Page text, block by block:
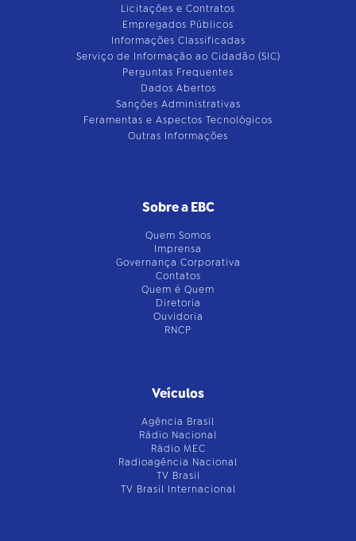
Licitações e Contratos
Empregados Públicos
Informações Classificadas
Serviço de Informação ao Cidadão (SIC)
Perguntas Frequentes
Dados Abertos
Sanções Administrativas
Feramentas e Aspectos Tecnológicos
Outras Informações
Sobre a EBC
Quem Somos
Imprensa
Governança Corporativa
Contatos
Quem é Quem
Diretoria
Ouvidoria
RNCP
Veículos
Agência Brasil
Rádio Nacional
Rádio MEC
Radioagência Nacional
TV Brasil
TV Brasil Internacional